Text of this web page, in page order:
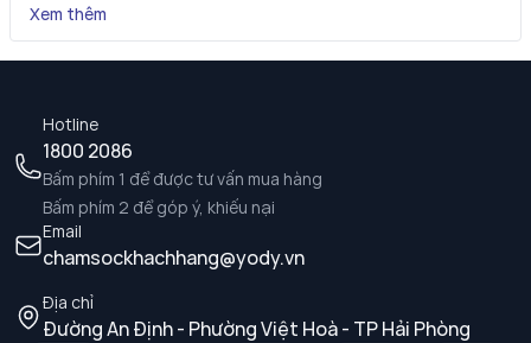
Xem thêm
Hotline
1800 2086
Bấm phím 1 để được tư vấn mua hàng
Bấm phím 2 để góp ý, khiếu nại
Email
chamsockhachhang@yody.vn
Địa chỉ
Đường An Định - Phường Việt Hoà - TP Hải Phòng